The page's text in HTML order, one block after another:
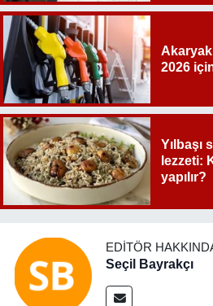
2026
Yılbaşı
lezzeti:
yapılır?
EDITÖR
Seçil Bayrakçı